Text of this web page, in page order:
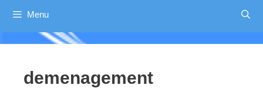
Menu
demenagement